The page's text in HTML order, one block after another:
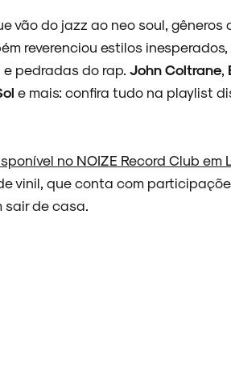
vão do jazz ao neo soul, gêneros
reverenciou estilos
pedradas do rap. John Coltrane
e mais: confira tudo na playlist
no NOIZE Record Club
vinil, que conta com
sair de casa.